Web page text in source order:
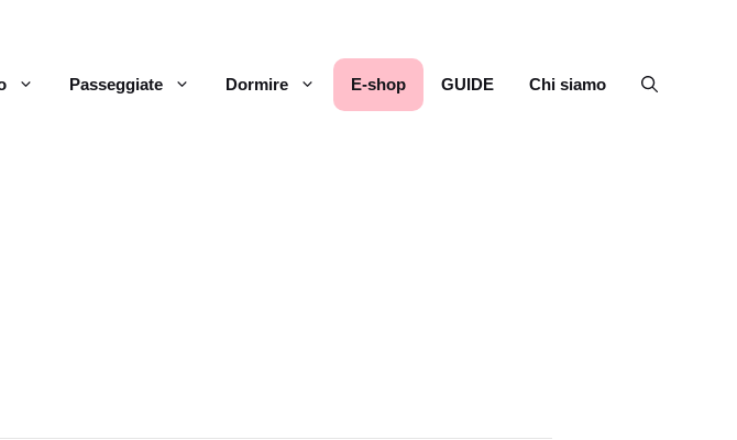
Passeggiate Dormire E-shop GUIDE Chi siamo